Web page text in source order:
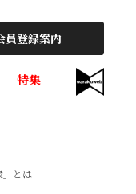
員登録案内
特集
」とは